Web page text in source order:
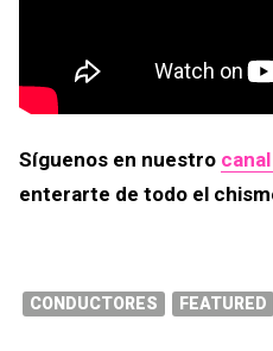
Síguenos en nuestro
enterarte de todo el
CONDUCTORES FEATURED